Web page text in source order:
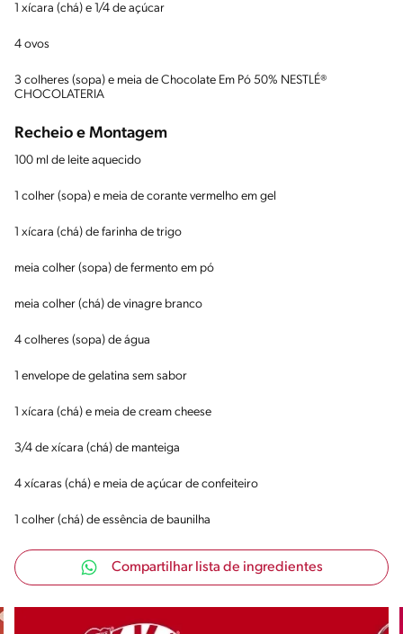
1 xícara (chá) e 1/4 de açúcar
4 ovos
3 colheres (sopa) e meia de Chocolate Em Pó 50% NESTLÉ®
CHOCOLATERIA
Recheio e Montagem
100 ml de leite aquecido
1 colher (sopa) e meia de corante vermelho em gel
1 xícara (chá) de farinha de trigo
meia colher (sopa) de fermento em pó
meia colher (chá) de vinagre branco
4 colheres (sopa) de água
1 envelope de gelatina sem sabor
1 xícara (chá) e meia de cream cheese
3/4 de xícara (chá) de manteiga
4 xícaras (chá) e meia de açúcar de confeiteiro
1 colher (chá) de essência de baunilha
Compartilhar lista de ingredientes